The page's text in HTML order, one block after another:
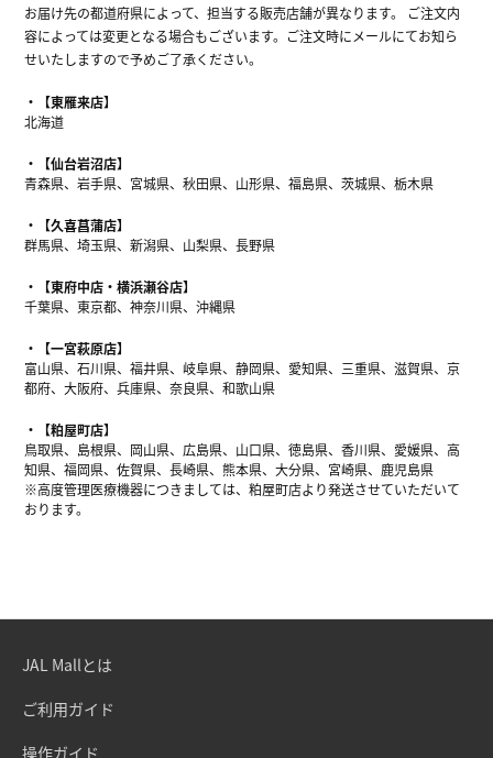
お届け先の都道府県によって、担当する販売店舗が異なります。 ご注文内
容によっては変更となる場合もございます。ご注文時にメールにてお知ら
せいたしますので予めご了承ください。
【東雁来店】
北海道
【仙台岩沼店】
青森県、岩手県、宮城県、秋田県、山形県、福島県、茨城県、栃木県
【久喜菖蒲店】
群馬県、埼玉県、新潟県、山梨県、長野県
【東府中店・横浜瀬谷店】
千葉県、東京都、神奈川県、沖縄県
【一宮萩原店】
富山県、石川県、福井県、岐阜県、静岡県、愛知県、三重県、滋賀県、京
都府、大阪府、兵庫県、奈良県、和歌山県
【粕屋町店】
鳥取県、島根県、岡山県、広島県、山口県、徳島県、香川県、愛媛県、高
知県、福岡県、佐賀県、長崎県、熊本県、大分県、宮崎県、鹿児島県
※高度管理医療機器につきましては、粕屋町店より発送させていただいて
おります。
JAL Mallとは
ご利用ガイド
操作ガイド